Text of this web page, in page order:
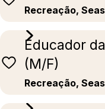
Recreação,
Educador
(M/F)
Recreação,